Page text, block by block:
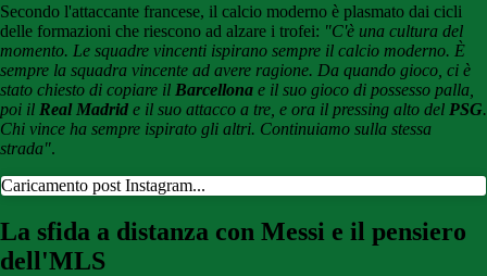
Secondo l'attaccante francese, il calcio moderno è plasmato dai cicli
delle formazioni che riescono ad alzare i trofei: "C'è una cultura del
momento. Le squadre vincenti ispirano sempre il calcio moderno. È
sempre la squadra vincente ad avere ragione. Da quando gioco, ci è
stato chiesto di copiare il Barcellona e il suo gioco di possesso palla,
poi il Real Madrid e il suo attacco a tre, e ora il pressing alto del PSG.
Chi vince ha sempre ispirato gli altri. Continuiamo sulla stessa
strada".
Caricamento post Instagram...
La sfida a distanza con Messi e il pensiero
dell'MLS